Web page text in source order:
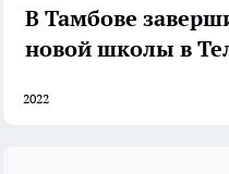
В Тамбове
новой школы в
2022